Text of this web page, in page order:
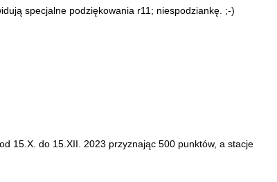
specjalne podziękowania r11; niespodziankę. ;-)
15.X. do 15.XII. 2023 przyznając 500 punktów, a stacje